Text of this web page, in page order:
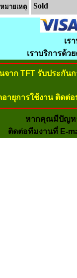
หมายเหต Sold
เร
เราบริการด้ว
าก TFT รับประกัน
ายุการใช้งาน ติดต่
หากคุณมีปัญห
ติดต่อทีมงานที่ E-